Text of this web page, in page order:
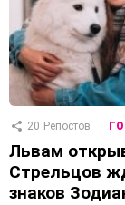
20 Репостов
Львам
Стрельцов
знаков